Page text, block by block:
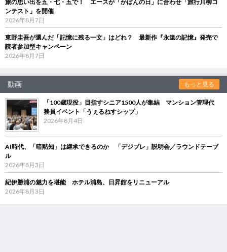
旅の思い出を五・七・五で！ エースが「かばんの日」に合わせ「旅行川柳コ
ンテスト」を開催
2026年8月7日
東野圭吾が選んだ「記憶に残る一文」はどれ？ 最新作『永遠の記憶』発売で
読者参加型キャンペーン
2026年8月7日
動画 もっと見る
「100歳現役」目指すシニア1500人が集結 マンション管理代
務員イベント「うぇるねすシップ」
2026年8月4日
AI時代、「暗黙知」は継承できるのか 「デジブレ」説明会／ラウンドテーブ
ル
2026年8月3日
紀伊勝浦の魅力を堪能 ホテル浦島、日昇館をリニューアル
2026年8月3日